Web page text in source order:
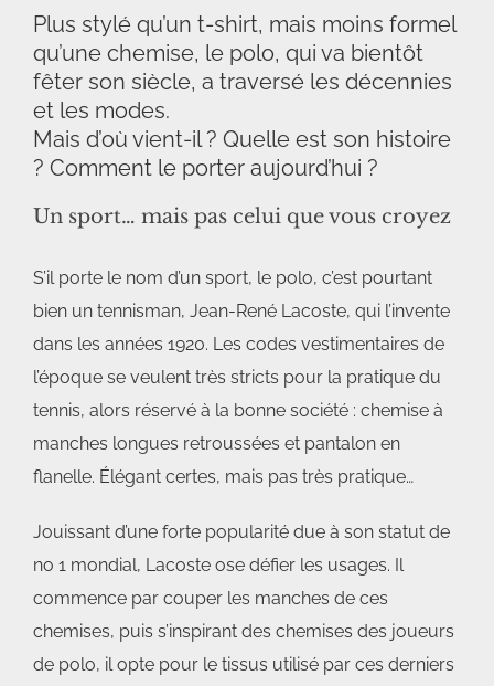
Plus stylé qu’un t-shirt, mais moins formel
qu’une chemise, le polo, qui va bientôt
fêter son siècle, a traversé les décennies
et les modes.
Mais d’où vient-il ? Quelle est son histoire
? Comment le porter aujourd’hui ?
Un sport… mais pas celui que vous croyez
S’il porte le nom d’un sport, le polo, c’est pourtant
bien un tennisman, Jean-René Lacoste, qui l’invente
dans les années 1920. Les codes vestimentaires de
l’époque se veulent très stricts pour la pratique du
tennis, alors réservé à la bonne société : chemise à
manches longues retroussées et pantalon en
flanelle. Élégant certes, mais pas très pratique…
Jouissant d’une forte popularité due à son statut de
no 1 mondial, Lacoste ose défier les usages. Il
commence par couper les manches de ces
chemises, puis s’inspirant des chemises des joueurs
de polo, il opte pour le tissus utilisé par ces derniers